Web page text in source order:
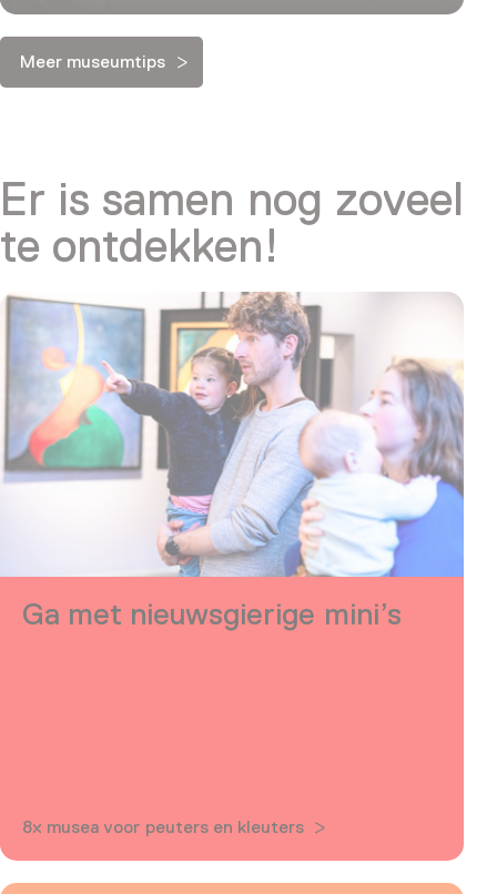
Meer museumtips
Er is samen nog zoveel
te ontdekken!
Ga met nieuwsgierige mini’s
8x musea voor peuters en kleuters